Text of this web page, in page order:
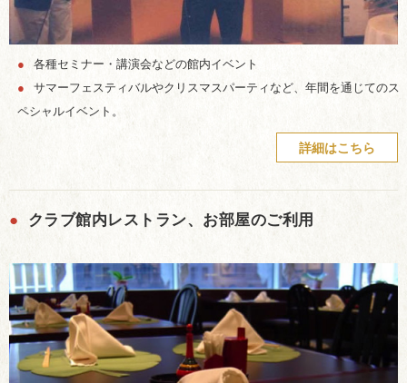
●
各種セミナー・講演会などの館内イベント
●
サマーフェスティバルやクリスマスパーティなど、年間を通じてのス
ペシャルイベント。
詳細はこちら
● クラブ館内レストラン、お部屋のご利用